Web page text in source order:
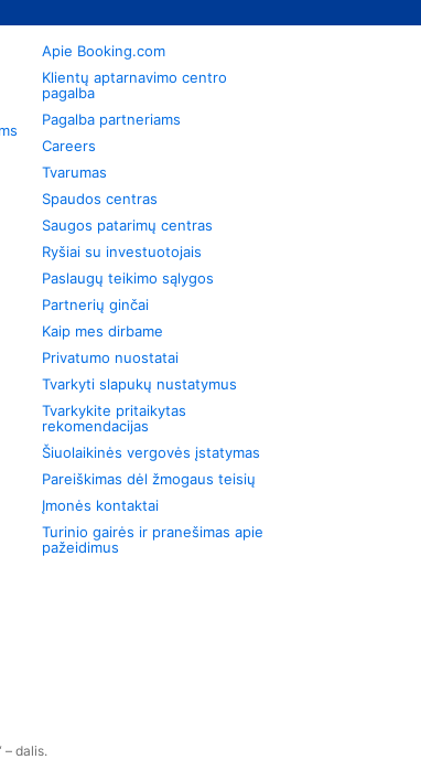
Apie Booking.com
Klientų aptarnavimo centro
pagalba
Pagalba partneriams
Careers
Tvarumas
Spaudos centras
Saugos patarimų centras
Ryšiai su investuotojais
Paslaugų teikimo sąlygos
Partnerių ginčai
Kaip mes dirbame
Privatumo nuostatai
Tvarkyti slapukų nustatymus
Tvarkykite pritaikytas
rekomendacijas
Šiuolaikinės vergovės įstatymas
Pareiškimas dėl žmogaus teisių
Įmonės kontaktai
Turinio gairės ir pranešimas apie
pažeidimus
dalis.